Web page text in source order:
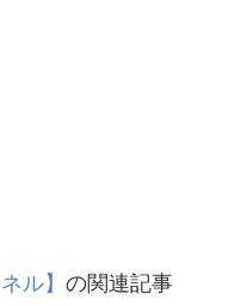
ル】の関連記事